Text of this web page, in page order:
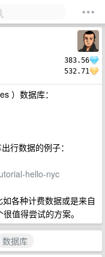
383.56
532.71
）数据库：
行数据的例子：
hello-nyc
各种计费数据或是来自
值得尝试的方案。
数据库